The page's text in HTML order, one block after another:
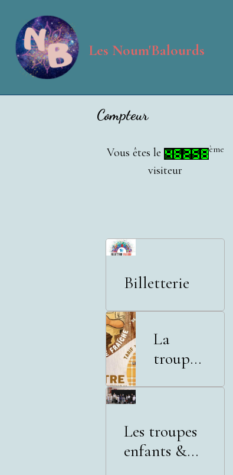
Les Noum'Balourds
Compteur
Vous êtes le ème
visiteur
Billetterie
La
troupe
Les troupes
enfants &